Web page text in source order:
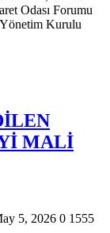
Odası Forumu
Kurulu
MALİ
5, 2026 0 1555